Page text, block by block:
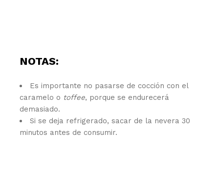
NOTAS:
Es importante no pasarse de cocción con el
caramelo o toffee, porque se endurecerá
demasiado.
Si se deja refrigerado, sacar de la nevera 30
minutos antes de consumir.